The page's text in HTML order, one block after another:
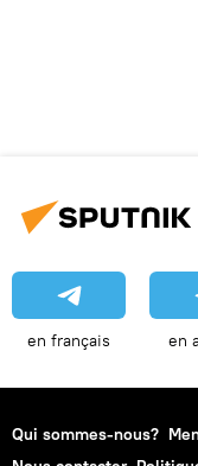
en français en
Qui sommes-nous?